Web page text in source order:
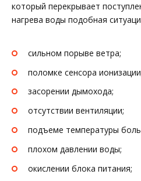
который перекрывает
нагрева воды подобная
сильном порыве ветра;
поломке сенсора
засорении дымохода;
отсутствии вентиляции;
подъеме температуры
плохом давлении воды;
окислении блока питания;